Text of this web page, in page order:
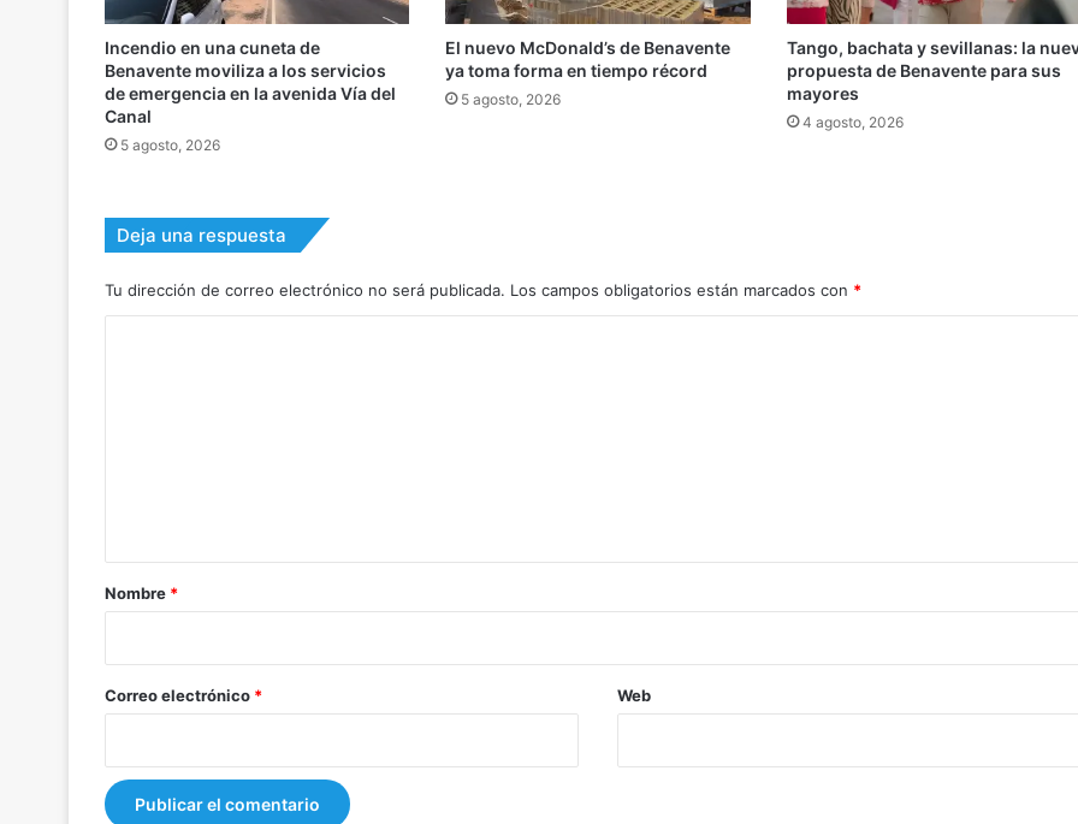
Incendio en una cuneta de
Benavente moviliza a los servicios
de emergencia en la avenida Vía del
Canal
5 agosto, 2026
El nuevo McDonald’s de Benavente
ya toma forma en tiempo récord
5 agosto, 2026
Tango, bachata y sevillanas: la
propuesta de Benavente para sus
mayores
4 agosto, 2026
Deja una respuesta
Tu dirección de correo electrónico no será publicada. Los campos obligatorios están marcados con *
r
*
Nombre *
Correo electrónico * Web